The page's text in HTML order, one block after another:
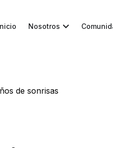
Nosotros
de sonrisas